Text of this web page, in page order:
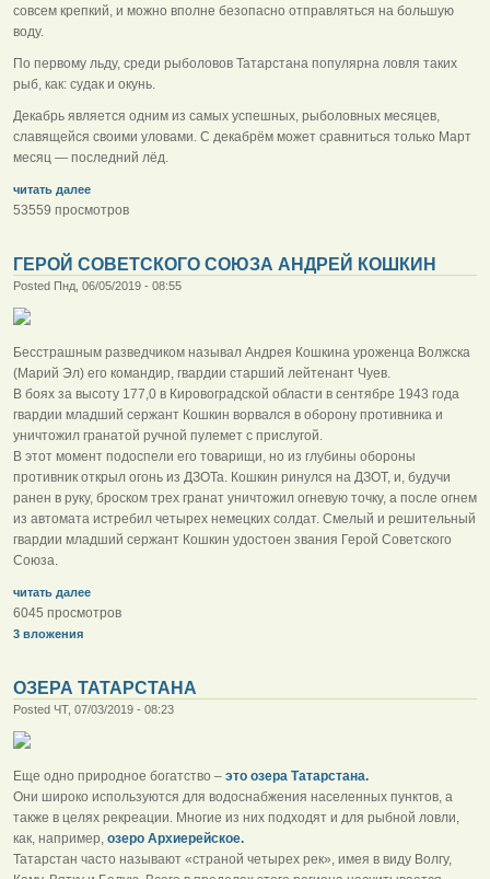
совсем крепкий, и можно вполне безопасно отправляться на большую
воду.
По первому льду, среди рыболовов Татарстана популярна ловля таких
рыб, как: судак и окунь.
Декабрь является одним из самых успешных, рыболовных месяцев,
славящейся своими уловами. С декабрём может сравниться только Март
месяц — последний лёд.
читать далее
53559 просмотров
ГЕРОЙ СОВЕТСКОГО СОЮЗА АНДРЕЙ КОШКИН
Posted Пнд, 06/05/2019 - 08:55
Бесстрашным разведчиком называл Андрея Кошкина уроженца Волжска
(Марий Эл) его командир, гвардии старший лейтенант Чуев.
В боях за высоту 177,0 в Кировоградской области в сентябре 1943 года
гвардии младший сержант Кошкин ворвался в оборону противника и
уничтожил гранатой ручной пулемет с прислугой.
В этот момент подоспели его товарищи, но из глубины обороны
противник открыл огонь из ДЗОТа. Кошкин ринулся на ДЗОТ, и, будучи
ранен в руку, броском трех гранат уничтожил огневую точку, а после огнем
из автомата истребил четырех немецких солдат. Смелый и решительный
гвардии младший сержант Кошкин удостоен звания Герой Советского
Союза.
читать далее
6045 просмотров
3 вложения
ОЗЕРА ТАТАРСТАНА
Posted ЧТ, 07/03/2019 - 08:23
Еще одно природное богатство – это озера Татарстана.
Они широко используются для водоснабжения населенных пунктов, а
также в целях рекреации. Многие из них подходят и для рыбной ловли,
как, например, озеро Архиерейское.
Татарстан часто называют «страной четырех рек», имея в виду Волгу,